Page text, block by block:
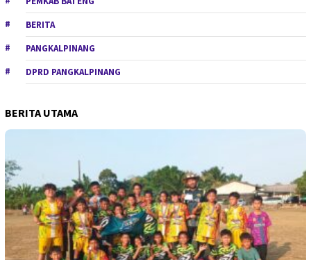
BERITA
PANGKALPINANG
DPRD PANGKALPINANG
BERITA UTAMA